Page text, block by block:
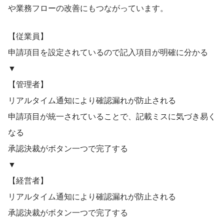
や業務フローの改善にもつながっています。
【従業員】
申請項目を設定されているので記入項目が明確に分かる
▼
【管理者】
リアルタイム通知により確認漏れが防止される
申請項目が統一されていることで、記載ミスに気づき易く
なる
承認決裁がボタン一つで完了する
▼
【経営者】
リアルタイム通知により確認漏れが防止される
承認決裁がボタン一つで完了する